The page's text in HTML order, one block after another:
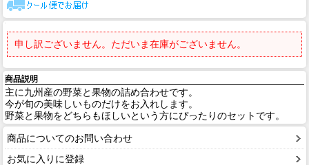
申し訳ございません。ただいま在庫がございません。
商品説明
主に九州産の野菜と果物の詰め合わせです。
今が旬の美味しいものだけをお入れします。
野菜と果物をどちらもほしいという方にぴったりのセットです。
商品についてのお問い合わせ
お気に入りに登録